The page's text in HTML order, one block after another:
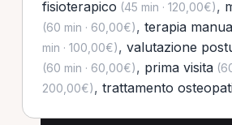
fisioterapico (45 min · 120,00€),
(60 min · 60,00€), terapia
min · 100,00€), valutazione
(60 min · 60,00€), prima visita
200,00€), trattamento